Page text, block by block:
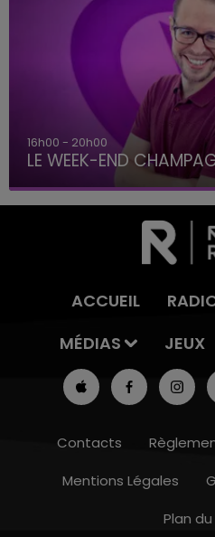
7h00 -
7h00 - 12h00
LE WEEK-END
ACCUEIL
MÉDIAS
JEUX
Contacts
Mentions Légales
Plan